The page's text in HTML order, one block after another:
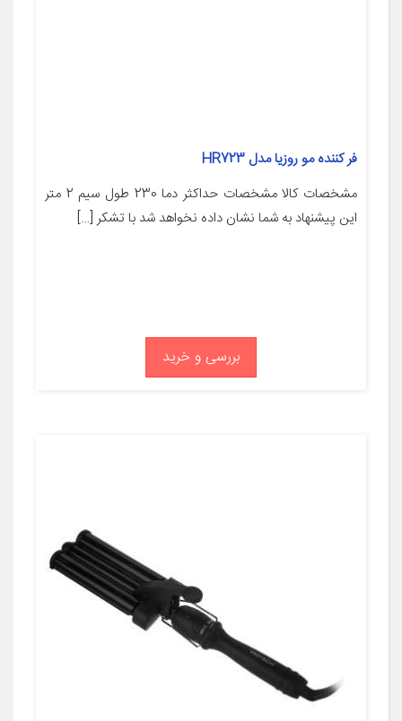
فر کننده مو روزیا مدل HR723
مشخصات کالا مشخصات حداکثر دما 230 طول سیم 2 متر
این پیشنهاد به شما نشان داده نخواهد شد با تشکر […]
بررسی و خرید